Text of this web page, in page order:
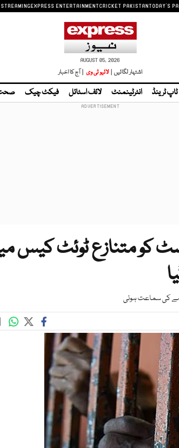
EXPRESS ENTERTAINMENTCRICKET PAKISTANTODAY'S
AUGUST 05, 2026
اشتہار لگائیں | لائیو ٹی وی | آج کا اخبار
ٹاپ ٹرینڈ انٹرٹینمنٹ لائف اسٹائل فیکٹ چیک
کو متنازع ٹوئٹ کیس
کی سماعت ہوئی